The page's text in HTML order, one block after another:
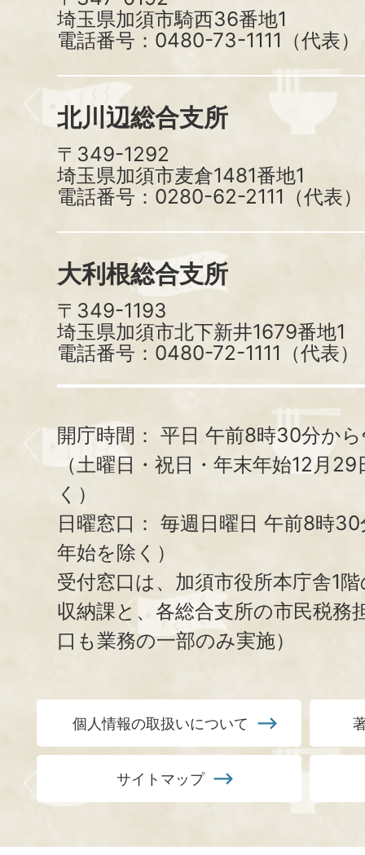
埼玉県加須市騎西36番地1
電話番号：0480-73-1111（代表）
北川辺総合支所
〒349-1292
埼玉県加須市麦倉1481番地1
電話番号：0280-62-2111（代表）
大利根総合支所
〒349-1193
埼玉県加須市北下新井1679番地1
電話番号：0480-72-1111（代表）
開庁時間： 平日 午前8時30分か
（土曜日・祝日・年末年始12月
く）
日曜窓口： 毎週日曜日 午前8時
年始を除く）
受付窓口は、加須市役所本庁舎1
収納課と、 各総合支所の市民税務
口も業務の一部のみ実施）
個人情報の取扱いについて
サイトマップ